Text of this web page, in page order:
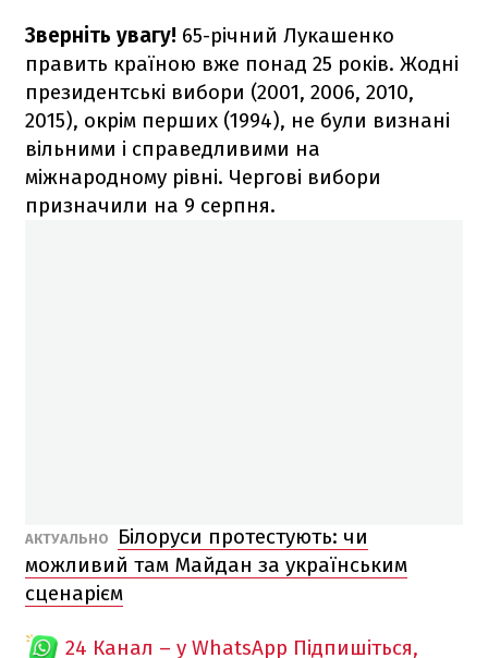
Зверніть увагу! 65-річний Лукашенко
править країною вже понад 25 років. Жодні
президентські вибори (2001, 2006, 2010,
2015), окрім перших (1994), не були визнані
вільними і справедливими на
міжнародному рівні. Чергові вибори
призначили на 9 серпня.
АКТУАЛЬНО
Білоруси протестують: чи
можливий там Майдан за українським
сценарієм
24 Канал – у WhatsApp Підпишіться,